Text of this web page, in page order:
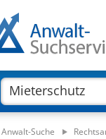
Anwalt-Suche